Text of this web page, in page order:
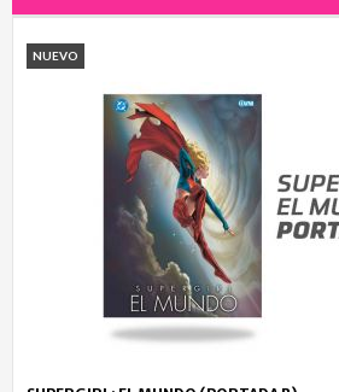
NUEVO